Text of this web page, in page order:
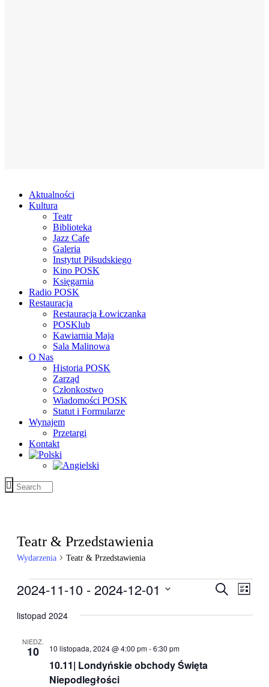
Aktualności
Kultura
Teatr
Biblioteka
Jazz Cafe
Galeria
Instytut Piłsudskiego
Kino POSK
Księgarnia
Radio POSK
Restauracja
Restauracja Łowiczanka
POSKlub
Kawiarnia Maja
Sala Malinowa
O Nas
Historia POSK
Zarząd
Członkostwo
Wiadomości POSK
Statut i Formularze
Wynajem
Przetargi
Kontakt
Teatr & Przedstawienia
Wydarzenia Teatr & Przedstawienia
Wydarzenia
po
Szukaj
Lista
2024-11-10 - 2024-12-01
datę.
listopad 2024
NIEDZ.
10
10.11| Londyńskie obchody Święta
Niepodległości
10 listopada, 2024 @ 4:00 pm-6:30 pm